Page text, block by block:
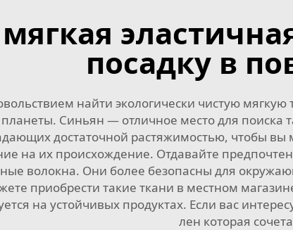
посадку в
найти экологически чистую
Синьян — отличное место для поиска
достаточной растяжимостью, чтобы вы
на их происхождение. Отдавайте
волокна. Они более безопасны для
приобрести такие ткани в местном
на устойчивых продуктах. Если вас
лен которая